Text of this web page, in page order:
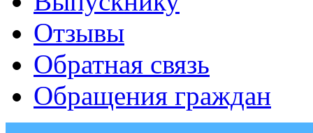
Отзывы
Обратная связь
Обращения граждан